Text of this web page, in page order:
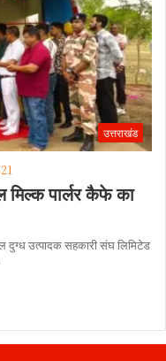
उत्तराखंड
मिल्क पार्लर कैफे का
दुग्ध उत्पादक सहकारी संघ लिमिटेड